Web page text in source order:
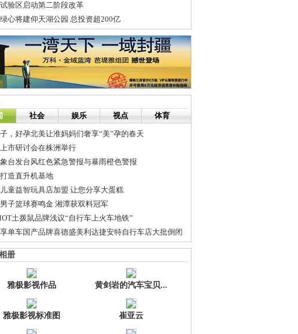
验区启动第二阶段改革
心将建仰天湖公园 总投资超200亿
社会 娱乐 视点 体育
，好孕北美让准妈妈们奢享“美”孕的春天
市研讨会在株洲举行
台发台风红色紧急警报与暴雨橙色警报
造直升机基地
童益智玩具店加盟 让您分享大蛋糕
子篮球赛鸣金 湘潭获双料冠军
土拨鼠品牌浅议“自行车上火车地铁”
单车国产品牌喜德盛美利达捷安特自行车店大批倒闭
1厅高档住房一套
100强企业84家集中在长株潭地区
册
雅极影视作品 黄剑岩的汽车宝贝...
雅极影视标准图 崔亚云